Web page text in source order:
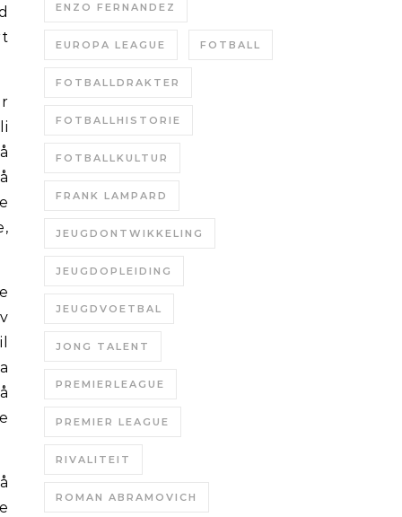
ENZO FERNANDEZ
EUROPA LEAGUE FOTBALL
FOTBALLDRAKTER
FOTBALLHISTORIE
FOTBALLKULTUR
FRANK LAMPARD
JEUGDONTWIKKELING
JEUGDOPLEIDING
JEUGDVOETBAL
JONG TALENT
PREMIERLEAGUE
PREMIER LEAGUE
RIVALITEIT
ROMAN ABRAMOVICH